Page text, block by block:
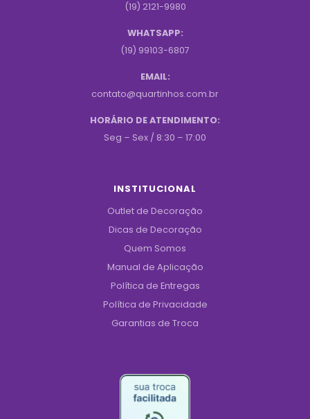
(19) 2121-9980
WHATSAPP:
(19) 99103-6807
EMAIL:
contato@quartinhos.com.br
HORÁRIO DE ATENDIMENTO:
Seg – Sex / 8:30 – 17:00
INSTITUCIONAL
Outlet de Decoração
Dicas de Decoração
Quem Somos
Manual de Aplicação
Política de Entregas
Política de Privacidade
Garantias de Troca